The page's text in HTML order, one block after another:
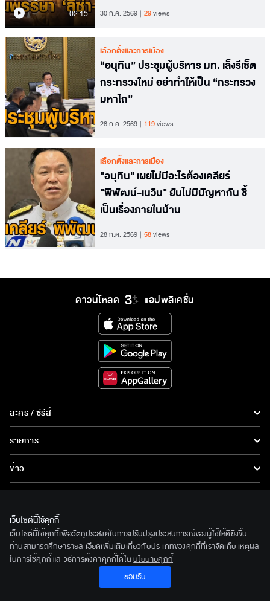
02.15 30 ก.ค. 2569 29views
เลือกตั้งและการเมือง
“อนุทิน” ประชุมผู้บริหาร มท. เล็งรีเซ็ต
กระทรวงใหม่ อย่าทำให้เป็น “กระทรวง
มหาไถ”
28 ก.ค. 2569 119views
เลือกตั้งและการเมือง
"อนุทิน" เผยไม่มีอะไรต้องเคลียร์
"พิพัฒน์-เนวิน" ยันไม่มีปัญหากัน ชี้
เป็นเรื่องภายในบ้าน
28 ก.ค. 2569 58views
ดาวน์โหลด แอปพลิเคชั่น
ละคร / ซีรีส์
ละคร/ซีรีส์
ซีรีส์นานาชาติ
การ์ตูน & เกม
รายการ
รายการทั้งหมด
ข่าว
ข่าวทั้งหมด
ข่าวประชาสัมพันธ์
ทีวีออนไลน์
เกี่ยวกับเรา
BEC World
รู้จักเรา
ติดตามเราได้ที่
© 2020 Bangkok Entertainment Co.,Ltd. All Rights Reserved.
เว็บไซต์นี้ใช้คุกกี้
เว็บไซต์นี้ใช้คุกกี้เพื่อวัตถุประสงค์ในการปรับปรุงประสบการณ์ของผู้ใช้ให้ดียิ่งขึ้น
ท่านสามารถศึกษารายละเอียดเพิ่มเติมเกี่ยวกับประเภทของคุกกี้ที่เราจัดเก็บ เหตุผล
ในการใช้คุกกี้ และวิธีการตั้งค่าคุกกี้ได้ใน นโยบายคุกกี้
ยอมรับ